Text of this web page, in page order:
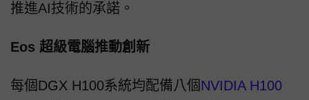
推進AI技術的承諾。
Eos 超級電腦推動創新
每個DGX H100系統均配備八個NVIDIA H100